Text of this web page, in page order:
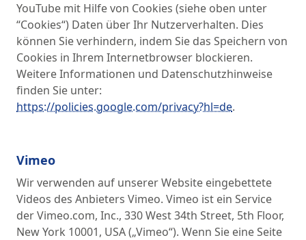
YouTube mit Hilfe von Cookies (siehe oben unter
“Cookies“) Daten über Ihr Nutzerverhalten. Dies
können Sie verhindern, indem Sie das Speichern von
Cookies in Ihrem Internetbrowser blockieren.
Weitere Informationen und Datenschutzhinweise
finden Sie unter:
https://policies.google.com/privacy?hl=de.
Vimeo
Wir verwenden auf unserer Website eingebettete
Videos des Anbieters Vimeo. Vimeo ist ein Service
der Vimeo.com, Inc., 330 West 34th Street, 5th Floor,
New York 10001, USA („Vimeo“). Wenn Sie eine Seite